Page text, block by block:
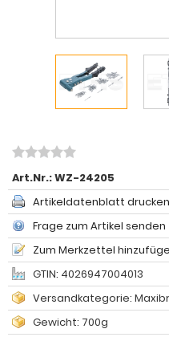
Art.Nr.:WZ-24205
Artikeldatenblatt
Frage zum Artikel senden
Zum Merkzettel
GTIN: 4026947004013
Versandkategorie:
Gewicht: 700g